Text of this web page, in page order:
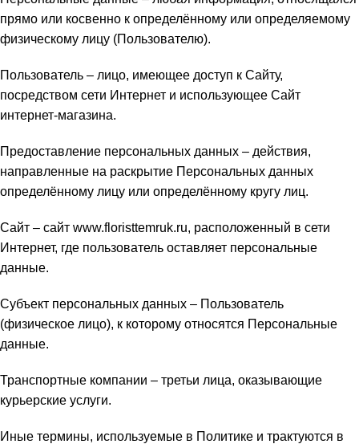
прямо или косвенно к определённому или определяемому
физическому лицу (Пользователю).
Пользователь – лицо, имеющее доступ к Сайту,
посредством сети Интернет и использующее Сайт
интернет-магазина.
Предоставление персональных данных – действия,
направленные на раскрытие Персональных данных
определённому лицу или определённому кругу лиц.
Сайт – сайт www.floristtemruk.ru, расположенный в сети
Интернет, где пользователь оставляет персональные
данные.
Субъект персональных данных – Пользователь
(физическое лицо), к которому относятся Персональные
данные.
Транспортные компании – третьи лица, оказывающие
курьерские услуги.
Иные термины, используемые в Политике и трактуются в